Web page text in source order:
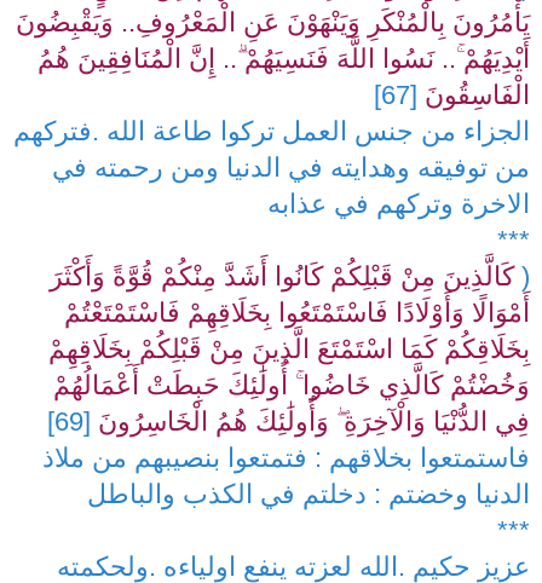
يَأْمُرُونَ بِالْمُنْكَرِ وَيَنْهَوْنَ عَنِ الْمَعْرُوفِ.. وَيَقْبِضُونَ
أَيْدِيَهُمْ ۚ.. نَسُوا اللَّهَ فَنَسِيَهُمْ ۗ.. إِنَّ الْمُنَافِقِينَ هُمُ
الْفَاسِقُونَ [67]
الجزاء من جنس العمل تركوا طاعة الله .فتركهم
من توفيقه وهدايته في الدنيا ومن رحمته في
الاخرة وتركهم في عذابه
***
(كَالَّذِينَ مِنْ قَبْلِكُمْ كَانُوا أَشَدَّ مِنْكُمْ قُوَّةً وَأَكْثَرَ
أَمْوَالًا وَأَوْلَادًا فَاسْتَمْتَعُوا بِخَلَاقِهِمْ فَاسْتَمْتَعْتُمْ
بِخَلَاقِكُمْ كَمَا اسْتَمْتَعَ الَّذِينَ مِنْ قَبْلِكُمْ بِخَلَاقِهِمْ
وَخُضْتُمْ كَالَّذِي خَاضُوا ۚ أُولَٰئِكَ حَبِطَتْ أَعْمَالُهُمْ
فِي الدُّنْيَا وَالْآخِرَةِ ۖ وَأُولَٰئِكَ هُمُ الْخَاسِرُونَ [69]
فاستمتعوا بخلاقهم : فتمتعوا بنصيبهم من ملاذ
الدنيا وخضتم : دخلتم في الكذب والباطل
***
عزيز حكيم .الله لعزته ينفع اولياءه .ولحكمته